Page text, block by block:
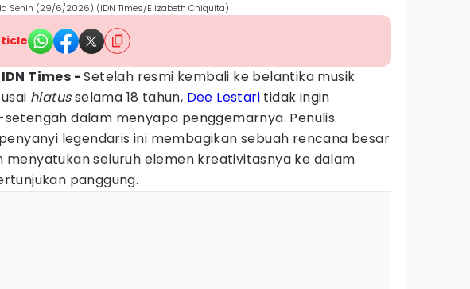
Senin (29/6/2026) (IDN Times/Elizabeth Chiquita)
Times -Setelah resmi kembali ke belantika musik
hiatusselama 18 tahun, Dee Lestari tidak ingin
dalam menyapa penggemarnya. Penulis
legendaris ini membagikan sebuah rencana besar
menyatukan seluruh elemen kreativitasnya ke dalam
panggung.